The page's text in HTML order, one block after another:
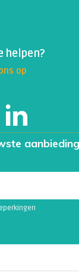
helpen?
op